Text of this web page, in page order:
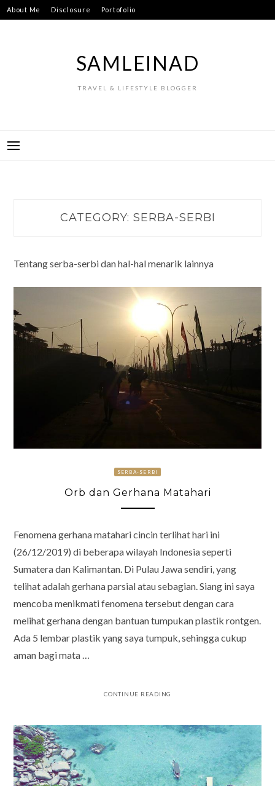
Skip
to
About Me Disclosure Portofolio
SAMLEINAD
TRAVEL & LIFESTYLE BLOGGER
CATEGORY: SERBA-SERBI
Tentang serba-serbi dan hal-hal menarik lainnya
SERBA-SERBI
Orb dan Gerhana Matahari
Fenomena gerhana matahari cincin terlihat hari ini
(26/12/2019) di beberapa wilayah Indonesia seperti
Sumatera dan Kalimantan. Di Pulau Jawa sendiri, yang
telihat adalah gerhana parsial atau sebagian. Siang ini saya
mencoba menikmati fenomena tersebut dengan cara
melihat gerhana dengan bantuan tumpukan plastik rontgen.
Ada 5 lembar plastik yang saya tumpuk, sehingga cukup
aman bagi mata …
CONTINUE READING